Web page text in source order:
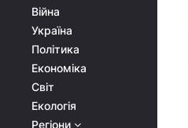
Війна
Україна
Політика
Економіка
Світ
Екологія
Регіони